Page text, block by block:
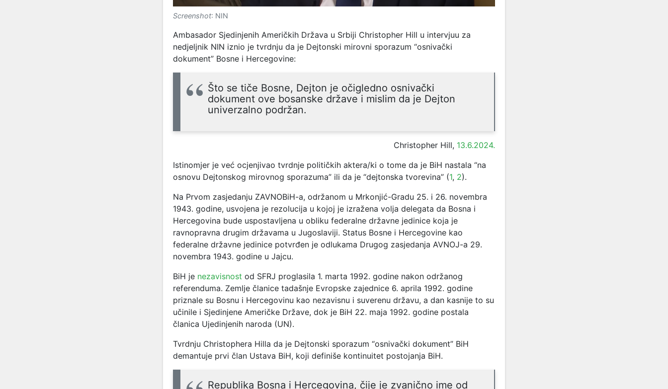
Screenshot: NIN
Ambasador Sjedinjenih Američkih Država u Srbiji Christopher Hill u intervjuu za
nedjeljnik NIN iznio je tvrdnju da je Dejtonski mirovni sporazum “osnivački
dokument” Bosne i Hercegovine:
Što se tiče Bosne, Dejton je očigledno osnivački
dokument ove bosanske države i mislim da je Dejton
univerzalno podržan.
Christopher Hill, 13.6.2024.
Istinomjer je već ocjenjivao tvrdnje političkih aktera/ki o tome da je BiH nastala “na
osnovu Dejtonskog mirovnog sporazuma” ili da je “dejtonska tvorevina” (1, 2).
Na Prvom zasjedanju ZAVNOBiH-a, održanom u Mrkonjić-Gradu 25. i 26. novembra
1943. godine, usvojena je rezolucija u kojoj je izražena volja delegata da Bosna i
Hercegovina bude uspostavljena u obliku federalne državne jedinice koja je
ravnopravna drugim državama u Jugoslaviji. Status Bosne i Hercegovine kao
federalne državne jedinice potvrđen je odlukama Drugog zasjedanja AVNOJ-a 29.
novembra 1943. godine u Jajcu.
BiH je nezavisnost od SFRJ proglasila 1. marta 1992. godine nakon održanog
referenduma. Zemlje članice tadašnje Evropske zajednice 6. aprila 1992. godine
priznale su Bosnu i Hercegovinu kao nezavisnu i suverenu državu, a dan kasnije to su
učinile i Sjedinjene Američke Države, dok je BiH 22. maja 1992. godine postala
članica Ujedinjenih naroda (UN).
Tvrdnju Christophera Hilla da je Dejtonski sporazum “osnivački dokument” BiH
demantuje prvi član Ustava BiH, koji definiše kontinuitet postojanja BiH.
Republika Bosna i Hercegovina, čije je zvanično ime od